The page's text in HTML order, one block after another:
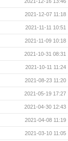
2021-12-16 13:46
2021-12-07 11:18
2021-11-11 10:51
2021-11-09 10:18
2021-10-31 08:31
2021-10-11 11:24
2021-08-23 11:20
2021-05-19 17:27
2021-04-30 12:43
2021-04-08 11:19
2021-03-10 11:05